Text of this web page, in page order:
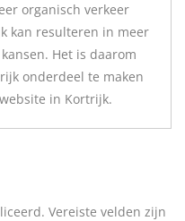
organisch verkeer
kan resulteren in meer
Het is daarom
onderdeel te maken
in Kortrijk.
Vereiste velden zijn